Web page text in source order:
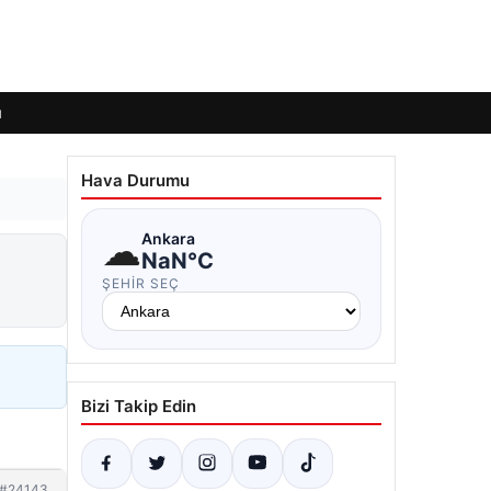
Hava Durumu
☁Ankara
NaN°C
ŞEHIR SEÇ
Bizi Takip Edin